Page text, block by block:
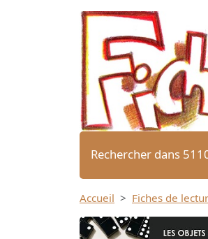
Rechercher dans
Accueil Fiches de